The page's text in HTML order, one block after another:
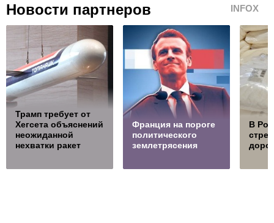
Новости партнеров INFOX
Трамп требует от
Хегсета объяснений
неожиданной
нехватки ракет
Франция на пороге
политического
землетрясения
В